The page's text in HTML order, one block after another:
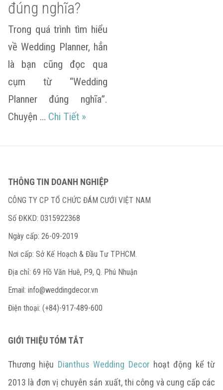
đúng nghĩa?
Trong quá trình tìm hiểu
về Wedding Planner, hẳn
là bạn cũng đọc qua
cụm từ “Wedding
Planner đúng nghĩa”.
Chuyện … Chi Tiết Như thế nào là Wedding Planner
»
THÔNG TIN DOANH NGHIỆP
CÔNG TY CP TỔ CHỨC ĐÁM CƯỚI VIỆT NAM
Số ĐKKD: 0315922368
Ngày cấp: 26-09-2019
Nơi cấp: Sở Kế Hoạch & Đầu Tư TPHCM.
Địa chỉ: 69 Hồ Văn Huê, P.9, Q. Phú Nhuận
Email: info@weddingdecor.vn
Điện thoại: (+84)-917-489-600
GIỚI THIỆU TÓM TẮT
Thương hiệu Dianthus Wedding Decor hoạt động kể từ
2013 là đơn vị chuyên sản xuất, thi công và cung cấp các